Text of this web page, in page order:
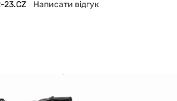
23.CZ Написати відгук
Gazik AI — допоможу